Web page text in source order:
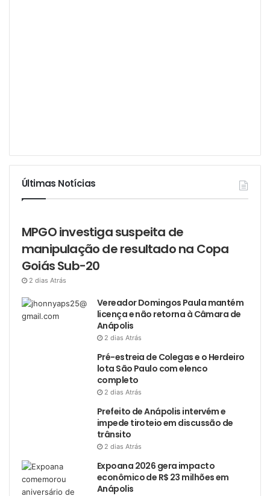
Últimas Notícias
MPGO investiga suspeita de
manipulação de resultado na Copa
Goiás Sub-20
2 dias Atrás
Vereador Domingos Paula mantém
licença e não retorna à Câmara de
Anápolis
2 dias Atrás
Pré-estreia de Colegas e o Herdeiro
lota São Paulo com elenco
completo
2 dias Atrás
Prefeito de Anápolis intervém e
impede tiroteio em discussão de
trânsito
2 dias Atrás
Expoana 2026 gera impacto
econômico de R$ 23 milhões em
Anápolis